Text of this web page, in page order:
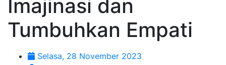
Imajinasi dan
Tumbuhkan Empati
Selasa, 28 November 2023